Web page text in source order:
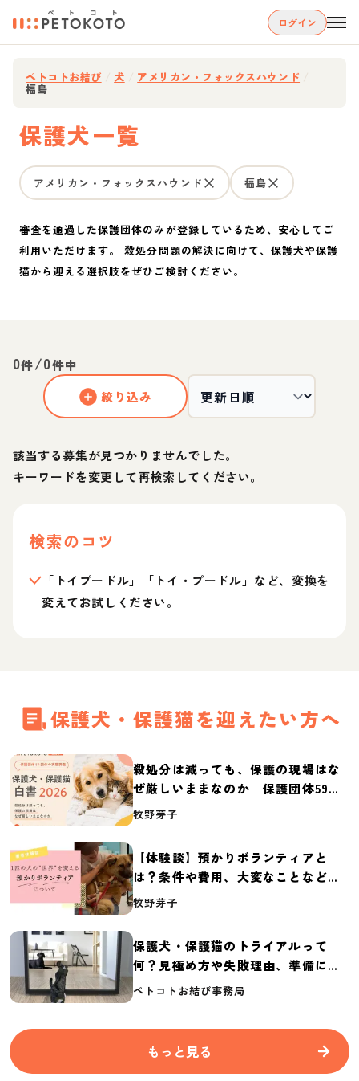
ログイン
ペトコトお結び 犬 アメリカン・フォックスハウンド
福島
保護犬一覧
アメリカン・フォックスハウンド 福島
審査を通過した保護団体のみが登録しているため、安心してご
利用いただけます。 殺処分問題の解決に向けて、保護犬や保護
猫から迎える選択肢をぜひご検討ください。
0件/0件中
絞り込み
該当する募集が見つかりませんでした。
キーワードを変更して再検索してください。
検索のコツ
「トイプードル」「トイ・プードル」など、変換を
変えてお試しください。
保護犬・保護猫を迎えたい方へ
殺処分は減っても、保護の現場はな
ぜ厳しいままなのか｜保護団体59団
体の実態調査【保護犬・保護猫白書
牧野芽子
【体験談】預かりボランティアと
は？条件や費用、大変なことなど紹
介
牧野芽子
保護犬・保護猫のトライアルって
何？見極め方や失敗理由、準備に必
要なものを紹介
ペトコトお結び事務局
もっと見る